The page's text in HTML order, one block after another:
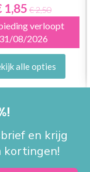
1,85 € 2,50
verloopt
31/08/2026
alle opties
en krijg
kortingen!